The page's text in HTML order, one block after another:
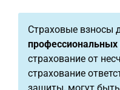
Страховые взносы
профессиональных
страхование от
страхование